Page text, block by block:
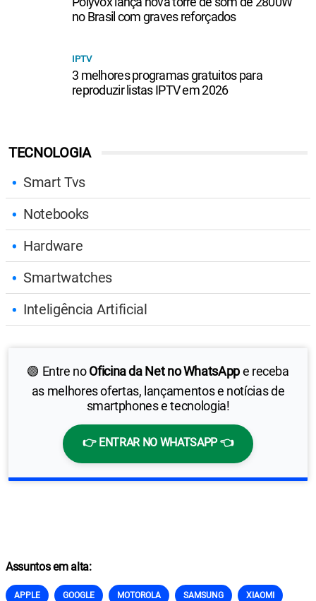
TECNOLOGIA
Smart Tvs
Notebooks
Hardware
Smartwatches
Inteligência Artificial
🟢 Entre noOficina da Net no WhatsAppe receba
as melhores ofertas, lançamentos e notícias de
smartphones e tecnologia!
👉 ENTRAR NO WHATSAPP 👈
no Brasil com graves reforçados
IPTV
3 melhores programas gratuitos para
reproduzir listas IPTV em 2026
Assuntos em alta:
APPLE GOOGLE MOTOROLA SAMSUNG XIAOMI